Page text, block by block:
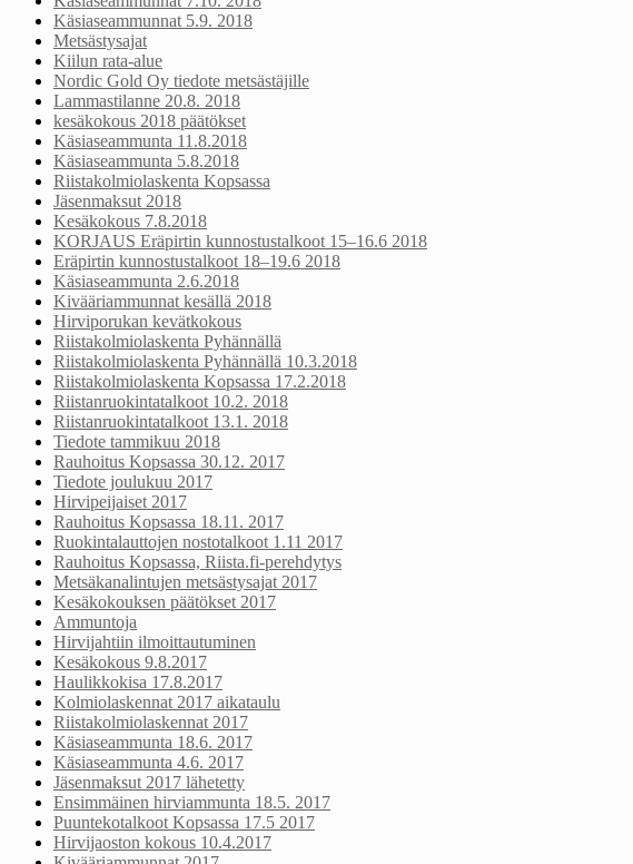
Käsiaseammunnat 5.9. 2018
Metsästysajat
Kiilun rata-alue
Nordic Gold Oy tiedote metsästäjille
Lammastilanne 20.8. 2018
kesäkokous 2018 päätökset
Käsiaseammunta 11.8.2018
Käsiaseammunta 5.8.2018
Riistakolmiolaskenta Kopsassa
Jäsenmaksut 2018
Kesäkokous 7.8.2018
KORJAUS Eräpirtin kunnostustalkoot 15–16.6 2018
Eräpirtin kunnostustalkoot 18–19.6 2018
Käsiaseammunta 2.6.2018
Kivääriammunnat kesällä 2018
Hirviporukan kevätkokous
Riistakolmiolaskenta Pyhännällä
Riistakolmiolaskenta Pyhännällä 10.3.2018
Riistakolmiolaskenta Kopsassa 17.2.2018
Riistanruokintatalkoot 10.2. 2018
Riistanruokintatalkoot 13.1. 2018
Tiedote tammikuu 2018
Rauhoitus Kopsassa 30.12. 2017
Tiedote joulukuu 2017
Hirvipeijaiset 2017
Rauhoitus Kopsassa 18.11. 2017
Ruokintalauttojen nostotalkoot 1.11 2017
Rauhoitus Kopsassa, Riista.fi-perehdytys
Metsäkanalintujen metsästysajat 2017
Kesäkokouksen päätökset 2017
Ammuntoja
Hirvijahtiin ilmoittautuminen
Kesäkokous 9.8.2017
Haulikkokisa 17.8.2017
Kolmiolaskennat 2017 aikataulu
Riistakolmiolaskennat 2017
Käsiaseammunta 18.6. 2017
Käsiaseammunta 4.6. 2017
Jäsenmaksut 2017 lähetetty
Ensimmäinen hirviammunta 18.5. 2017
Puuntekotalkoot Kopsassa 17.5 2017
Hirvijaoston kokous 10.4.2017